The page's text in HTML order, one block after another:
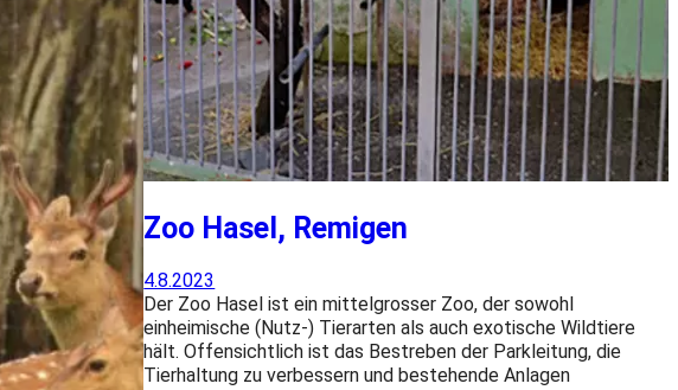
Zoo Hasel, Remigen
4.8.2023
Der Zoo Hasel ist ein mittelgrosser Zoo, der sowohl
einheimische (Nutz-) Tierarten als auch exotische Wildtiere
hält. Offensichtlich ist das Bestreben der Parkleitung, die
Tierhaltung zu verbessern und bestehende Anlagen